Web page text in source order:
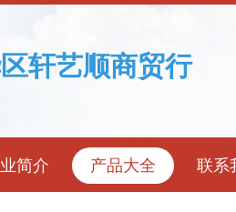
轩艺顺商贸行
简介 产品大全 联系